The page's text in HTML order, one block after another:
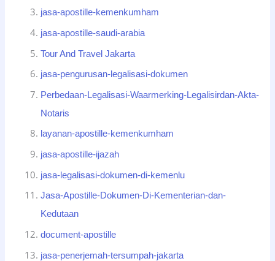
jasa-apostille-kemenkumham
jasa-apostille-saudi-arabia
Tour And Travel Jakarta
jasa-pengurusan-legalisasi-dokumen
Perbedaan-Legalisasi-Waarmerking-Legalisirdan-Akta-
Notaris
layanan-apostille-kemenkumham
jasa-apostille-ijazah
jasa-legalisasi-dokumen-di-kemenlu
Jasa-Apostille-Dokumen-Di-Kementerian-dan-
Kedutaan
document-apostille
jasa-penerjemah-tersumpah-jakarta